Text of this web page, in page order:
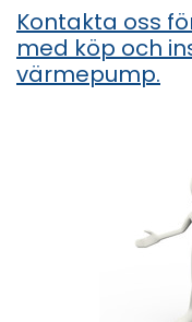
Kontakta oss
med köp och
värmepump.